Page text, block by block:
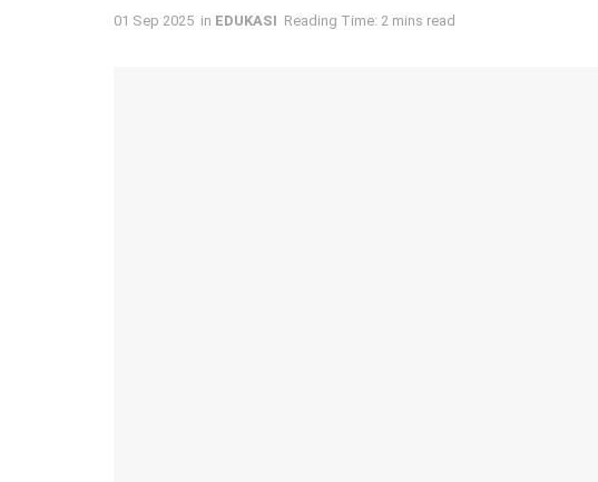
01 Sep 2025 in EDUKASI Reading Time: 2 mins read